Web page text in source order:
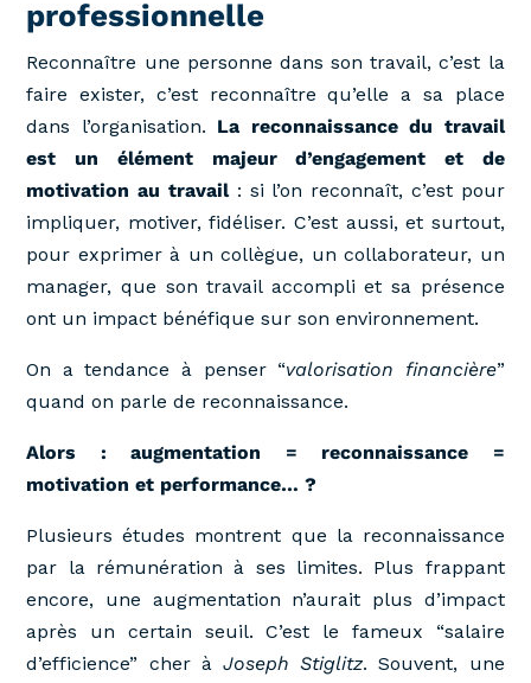
professionnelle
Reconnaître une personne dans son travail, c’est la
faire exister, c’est reconnaître qu’elle a sa place
dans l’organisation. La reconnaissance du travail
est un élément majeur d’engagement et de
motivation au travail: si l’on reconnaît, c’est pour
impliquer, motiver, fidéliser. C’est aussi, et surtout,
pour exprimer à un collègue, un collaborateur, un
manager, que son travail accompli et sa présence
ont un impact bénéfique sur son environnement.
On a tendance à penser “valorisation financière”
quand on parle de reconnaissance.
Alors : augmentation = reconnaissance =
motivation et performance… ?
Plusieurs études montrent que la reconnaissance
par la rémunération à ses limites. Plus frappant
encore, une augmentation n’aurait plus d’impact
après un certain seuil. C’est le fameux “salaire
d’efficience” cher à Joseph Stiglitz. Souvent, une